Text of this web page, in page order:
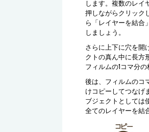
します。複数のレイ
押しながらクリック
ら「レイヤーを結合
しましょう。
さらに上下に穴を開
クトの真ん中に長方
フィルムの1コマ分の
後は、フィルムのコ
けコピーしてつなげ
ブジェクトとしては
全てのレイヤーを結